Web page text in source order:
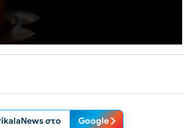
στο Google